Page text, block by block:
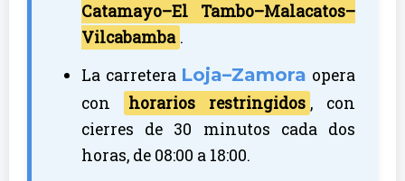
Catamayo–El Tambo–Malacatos–
Vilcabamba .
La carretera Loja–Zamora opera
con
horarios restringidos , con
cierres de 30 minutos cada dos
horas, de 08:00 a 18:00.